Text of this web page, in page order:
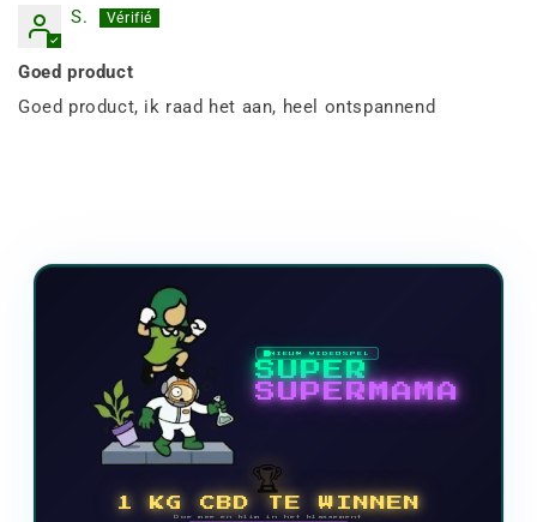
S.
Goed product
Goed product, ik raad het aan, heel ontspannend
NIEUW VIDEOSPEL
SUPER
SUPERMAMA
🏆
1 KG CBD TE WINNEN
Doe mee en klim in het klassement